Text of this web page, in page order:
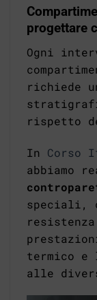
progettare
Ogni
richiede
rispetto
In Corso
abbiamo
speciali,
termico e
alle